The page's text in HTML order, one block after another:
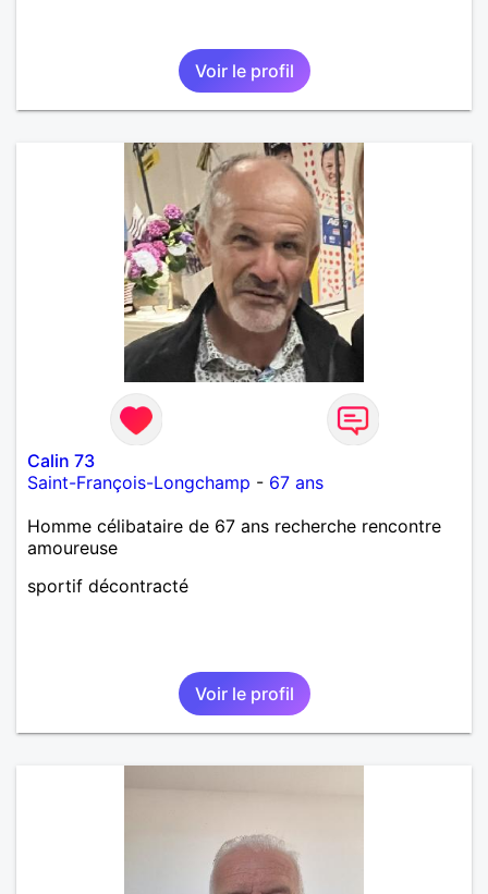
Voir le profil
Calin 73
Saint-François-Longchamp - 67 ans
Homme célibataire de 67 ans recherche rencontre
amoureuse
sportif décontracté
Voir le profil